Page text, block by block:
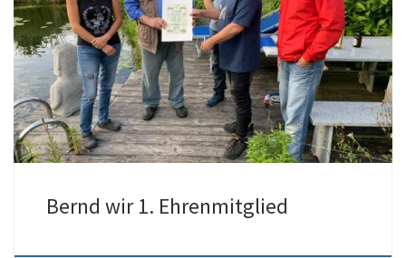
Anlässlich seines 80. Geburtstages hat der Vorstand Bernd
Hüttermann zum Ehrenmitglied aufgrund seiner Verdienste für […]
Bernd wir 1. Ehrenmitglied